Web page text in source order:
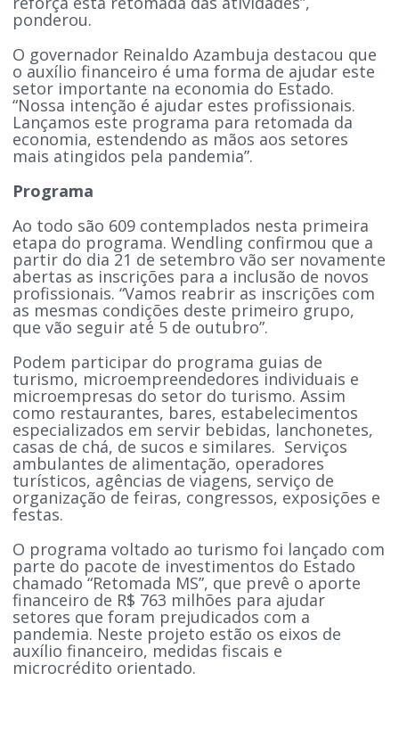
ponderou.
O governador Reinaldo Azambuja destacou que
o auxílio financeiro é uma forma de ajudar este
setor importante na economia do Estado.
“Nossa intenção é ajudar estes profissionais.
Lançamos este programa para retomada da
economia, estendendo as mãos aos setores
mais atingidos pela pandemia”.
Programa
Ao todo são 609 contemplados nesta primeira
etapa do programa. Wendling confirmou que a
partir do dia 21 de setembro vão ser novamente
abertas as inscrições para a inclusão de novos
profissionais. “Vamos reabrir as inscrições com
as mesmas condições deste primeiro grupo,
que vão seguir até 5 de outubro”.
Podem participar do programa guias de
turismo, microempreendedores individuais e
microempresas do setor do turismo. Assim
como restaurantes, bares, estabelecimentos
especializados em servir bebidas, lanchonetes,
casas de chá, de sucos e similares. Serviços
ambulantes de alimentação, operadores
turísticos, agências de viagens, serviço de
organização de feiras, congressos, exposições e
festas.
O programa voltado ao turismo foi lançado com
parte do pacote de investimentos do Estado
chamado “Retomada MS”, que prevê o aporte
financeiro de R$ 763 milhões para ajudar
setores que foram prejudicados com a
pandemia. Neste projeto estão os eixos de
auxílio financeiro, medidas fiscais e
microcrédito orientado.